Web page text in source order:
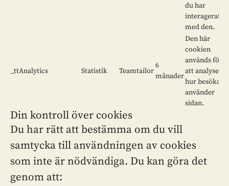
du har
interagerat
med den.
_ttAnalytics Statistik Teamtailor
6
månader
Den här
cookien
används för
att analysera
hur besökare
använder
sidan.
Din kontroll över cookies
Du har rätt att bestämma om du vill
samtycka till användningen av cookies
som inte är nödvändiga. Du kan göra det
genom att: